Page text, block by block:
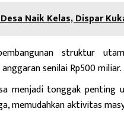
Naik Kelas, Dispar
struktur
senilai Rp500 miliar.
menjadi tonggak
memudahkan aktivitas